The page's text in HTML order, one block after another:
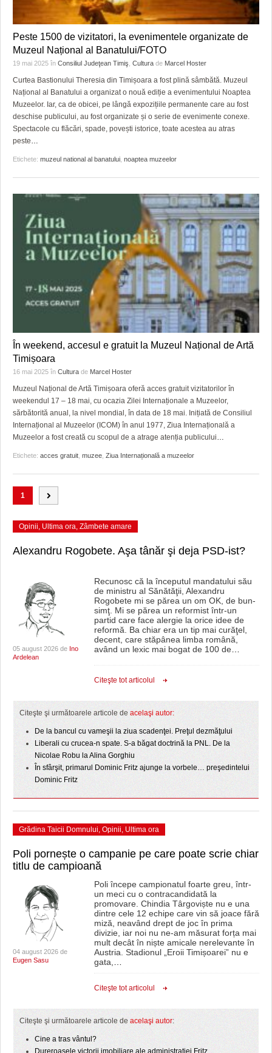
Peste 1500 de vizitatori, la evenimentele organizate de
Muzeul Național al Banatului/FOTO
19 mai 2025 în Consiliul Judeţean Timiş Cultura de Marcel Hoster
Curtea Bastionului Theresia din Timișoara a fost plină sâmbătă. Muzeul
Național al Banatului a organizat o nouă ediție a evenimentului Noaptea
Muzeelor. Iar, ca de obicei, pe lângă expozițiile permanente care au fost
deschise publicului, au fost organizate și o serie de evenimente conexe.
Spectacole cu flăcări, spade, povești istorice, toate acestea au atras
peste…
Etichete: muzeul national al banatului noaptea muzeelor
În weekend, accesul e gratuit la Muzeul Național de Artă
Timișoara
16 mai 2025 în Cultura de Marcel Hoster
Muzeul Național de Artă Timișoara oferă acces gratuit vizitatorilor în
weekendul 17 – 18 mai, cu ocazia Zilei Internaționale a Muzeelor,
sărbătorită anual, la nivel mondial, în data de 18 mai. Inițiată de Consiliul
Internațional al Muzeelor (ICOM) în anul 1977, Ziua Internațională a
Muzeelor a fost creată cu scopul de a atrage atenția publicului…
Etichete: acces gratuit muzee Ziua Internațională a muzeelor
1
Opinii, Ultima ora, Zâmbete amare
Alexandru Rogobete. Aşa tânăr şi deja PSD-ist?
05 august 2026 de Ino
Ardelean
Recunosc că la începutul mandatului său
de ministru al Sănătăţii, Alexandru
Rogobete mi se părea un om OK, de bun-
simţ. Mi se părea un reformist într-un
partid care face alergie la orice idee de
reformă. Ba chiar era un tip mai curăţel,
decent, care stăpânea limba română,
având un lexic mai bogat de 100 de…
Citeşte tot articolul
Citeşte şi următoarele articole de acelaşi autor:
De la bancul cu vameşii la ziua scadenţei. Preţul dezmăţului
Liberali cu crucea-n spate. S-a băgat doctrină la PNL. De la
Nicolae Robu la Alina Gorghiu
În sfârşit, primarul Dominic Fritz ajunge la vorbele… preşedintelui
Dominic Fritz
Grădina Taicii Domnului, Opinii, Ultima ora
Poli pornește o campanie pe care poate scrie chiar
titlu de campioană
04 august 2026 de
Eugen Sasu
Poli începe campionatul foarte greu, într-
un meci cu o contracandidată la
promovare. Chindia Târgoviște nu e una
dintre cele 12 echipe care vin să joace fără
miză, neavând drept de joc în prima
divizie, iar noi nu ne-am măsurat forța mai
mult decât în niște amicale nerelevante în
Austria. Stadionul „Eroii Timișoarei” nu e
gata,…
Citeşte tot articolul
Citeşte şi următoarele articole de acelaşi autor:
Cine a tras vântul?